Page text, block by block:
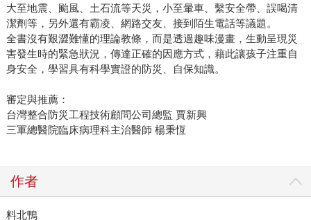
大至地震、颱風、土石流等天災，小至暈車、繫安全帶、誤喝清
潔劑等，另外還有霸凌、網路交友、接到陌生電話等議題。
全書沒有艱澀難懂的理論教條，而是透過趣味漫畫，生動呈現災
害發生時的緊急狀況，傳達正確的因應方式，藉此讓孩子注重自
身安全，學習具有科學實證的防災、自保知識。
審定與推薦：
台灣整合防災工程技術顧問公司總監 賈新興
三軍總醫院臨床病理科主治醫師 楊秉恆
作者
料北鴨